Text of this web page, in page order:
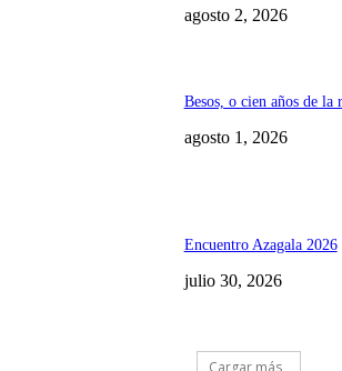
agosto 2, 2026
Besos, o cien años de la
agosto 1, 2026
Encuentro Azagala 2026
julio 30, 2026
Cargar más